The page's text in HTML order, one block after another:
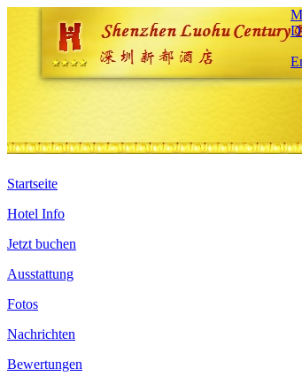
Startseite
Hotel Info
Jetzt buchen
Ausstattung
Fotos
Nachrichten
Bewertungen